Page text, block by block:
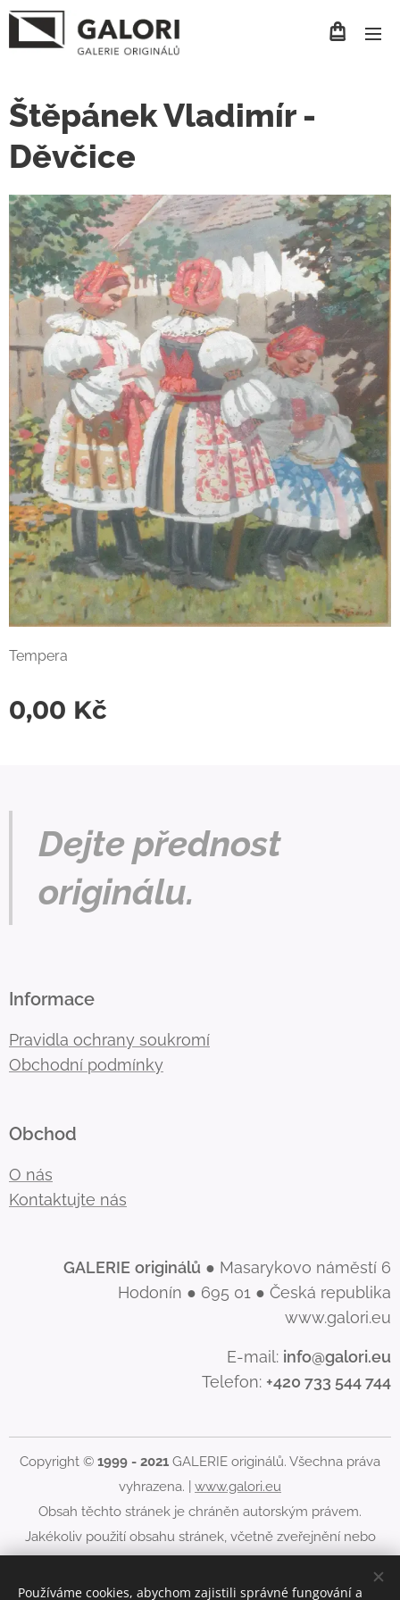
Štěpánek Vladimír -
Děvčice
Tempera
0,00 Kč
Dejte přednost
originálu.
Informace
Pravidla ochrany soukromí
Obchodní podmínky
Obchod
O nás
Kontaktujte nás
GALERIE originálů ● Masarykovo náměstí 6
Hodonín ● 695 01 ● Česká republika
www.galori.eu
E-mail: info@galori.eu
Telefon: +420 733 544 744
Copyright © 1999 - 2021 GALERIE originálů. Všechna práva
vyhrazena. | www.galori.eu
Obsah těchto stránek je chráněn autorským právem.
Jakékoliv použití obsahu stránek, včetně zveřejnění nebo
GALERIE originálů zakázáno.
Používáme cookies, abychom zajistili správné fungování a